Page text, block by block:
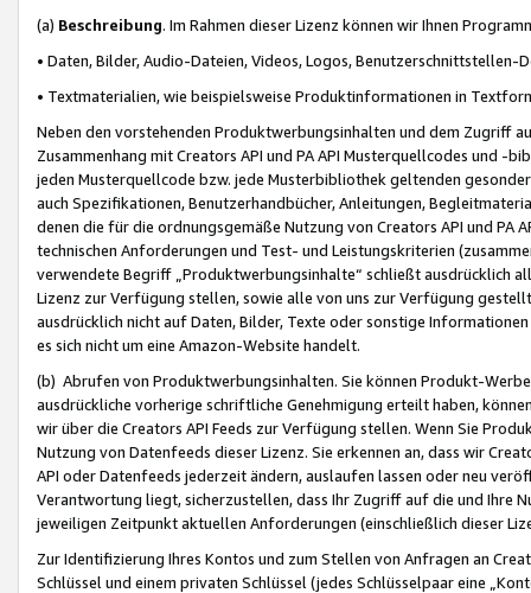
(a) Beschreibung. Im Rahmen dieser Lizenz können wir Ihnen
• Daten, Bilder, Audio-Dateien, Videos, Logos, Benutzerschnittstellen-
• Textmaterialien, wie beispielsweise Produktinformationen in
Neben den vorstehenden Produktwerbungsinhalten und dem Zugriff
Zusammenhang mit Creators API und PA API Musterquellcodes und
jeden Musterquellcode bzw. jede Musterbibliothek geltenden
auch Spezifikationen, Benutzerhandbücher, Anleitungen,
denen die für die ordnungsgemäße Nutzung von Creators API und PA
technischen Anforderungen und Test- und Leistungskriterien
verwendete Begriff „Produktwerbungsinhalte“ schließt ausdrücklich
Lizenz zur Verfügung stellen, sowie alle von uns zur Verfügung
ausdrücklich nicht auf Daten, Bilder, Texte oder sonstige
es sich nicht um eine Amazon-Website handelt.
(b) Abrufen von Produktwerbungsinhalten. Sie können Produkt-
ausdrückliche vorherige schriftliche Genehmigung erteilt haben,
wir über die Creators API Feeds zur Verfügung stellen. Wenn Sie
Nutzung von Datenfeeds dieser Lizenz. Sie erkennen an, dass wir
API oder Datenfeeds jederzeit ändern, auslaufen lassen oder neu
Verantwortung liegt, sicherzustellen, dass Ihr Zugriff auf die und Ihre
jeweiligen Zeitpunkt aktuellen Anforderungen (einschließlich dieser
Zur Identifizierung Ihres Kontos und zum Stellen von Anfragen an
Schlüssel und einem privaten Schlüssel (jedes Schlüsselpaar eine